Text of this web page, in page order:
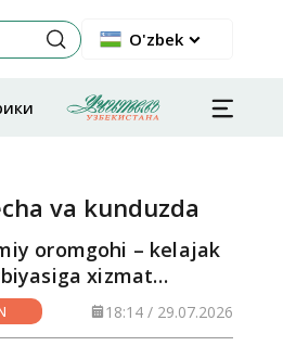
O'zbek
va kunduzda
oromgohi – kelajak
xizmat
maskan 18:14 / 29.07.2026